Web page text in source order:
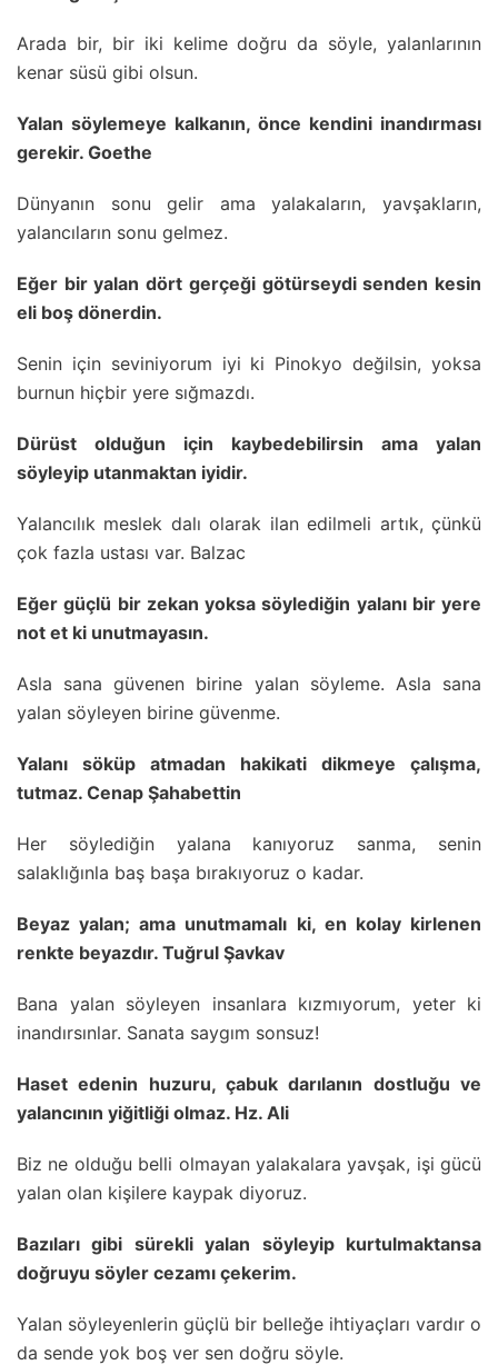
Arada bir, bir iki kelime doğru da söyle, yalanlarının
kenar süsü gibi olsun.
Yalan söylemeye kalkanın, önce kendini inandırması
gerekir. Goethe
Dünyanın sonu gelir ama yalakaların, yavşakların,
yalancıların sonu gelmez.
Eğer bir yalan dört gerçeği götürseydi senden kesin
eli boş dönerdin.
Senin için seviniyorum iyi ki Pinokyo değilsin, yoksa
burnun hiçbir yere sığmazdı.
Dürüst olduğun için kaybedebilirsin ama yalan
söyleyip utanmaktan iyidir.
Yalancılık meslek dalı olarak ilan edilmeli artık, çünkü
çok fazla ustası var. Balzac
Eğer güçlü bir zekan yoksa söylediğin yalanı bir yere
not et ki unutmayasın.
Asla sana güvenen birine yalan söyleme. Asla sana
yalan söyleyen birine güvenme.
Yalanı söküp atmadan hakikati dikmeye çalışma,
tutmaz. Cenap Şahabettin
Her söylediğin yalana kanıyoruz sanma, senin
salaklığınla baş başa bırakıyoruz o kadar.
Beyaz yalan; ama unutmamalı ki, en kolay kirlenen
renkte beyazdır. Tuğrul Şavkav
Bana yalan söyleyen insanlara kızmıyorum, yeter ki
inandırsınlar. Sanata saygım sonsuz!
Haset edenin huzuru, çabuk darılanın dostluğu ve
yalancının yiğitliği olmaz. Hz. Ali
Biz ne olduğu belli olmayan yalakalara yavşak, işi gücü
yalan olan kişilere kaypak diyoruz.
Bazıları gibi sürekli yalan söyleyip kurtulmaktansa
doğruyu söyler cezamı çekerim.
Yalan söyleyenlerin güçlü bir belleğe ihtiyaçları vardır o
da sende yok boş ver sen doğru söyle.